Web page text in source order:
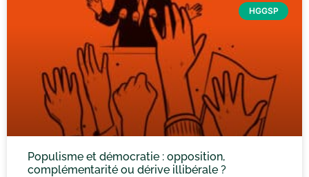
HGGSP
Populisme et démocratie : opposition,
complémentarité ou dérive illibérale ?